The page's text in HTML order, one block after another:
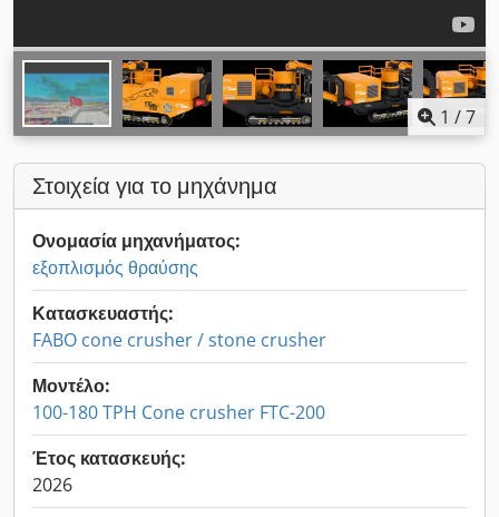
1 /7
Στοιχεία για το μηχάνημα
Ονομασία μηχανήματος:
εξοπλισμός θραύσης
Κατασκευαστής:
FABO cone crusher / stone crusher
Μοντέλο:
100-180 TPH Cone crusher FTC-200
Έτος κατασκευής:
2026